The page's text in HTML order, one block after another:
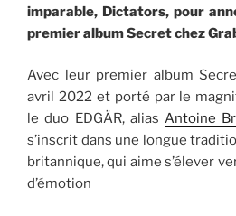
imparable, Dictators, pour
premier album Secret chez
Avec leur premier album
avril 2022 et porté par le
le duo EDGÄR, alias Antoine
s’inscrit dans une longue
britannique, qui aime s’élever
d’émotion